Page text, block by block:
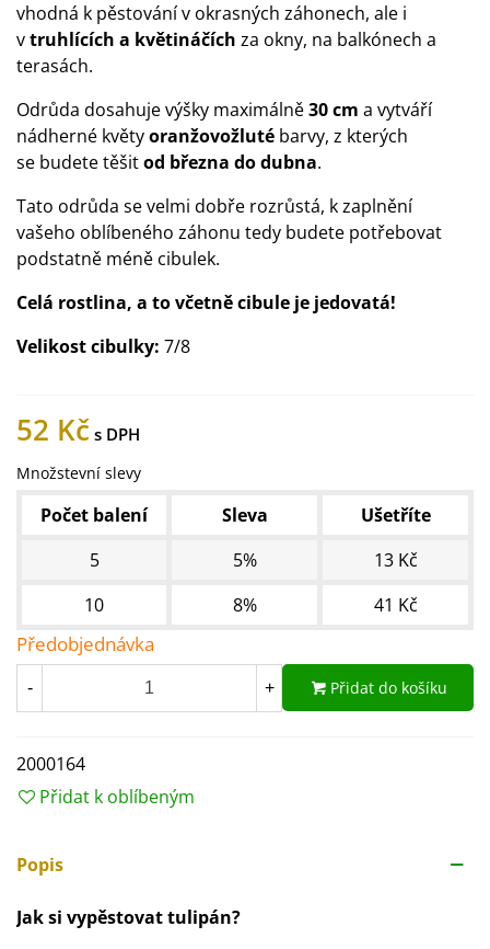
vhodná k pěstování v okrasných záhonech, ale i
vtruhlících a květináčích za okny, na balkónech a
terasách.
Odrůda dosahuje výšky maximálně30 cm a vytváří
nádherné květyoranžovožluté barvy, z kterých
se budete těšitod března do dubna.
Tato odrůda se velmi dobře rozrůstá, k zaplnění
vašeho oblíbeného záhonu tedy budete potřebovat
podstatně méně cibulek.
Celá rostlina, a to včetně cibule je jedovatá!
Velikost cibulky: 7/8
52 Kč
Množstevní slevy
Počet balení Sleva
Ušetříte
5
5%
13 Kč
10
8% 41 Kč
Předobjednávka
- + Přidat do košíku
2000164
Přidat k oblíbeným
Popis
Jak si vypěstovat tulipán?